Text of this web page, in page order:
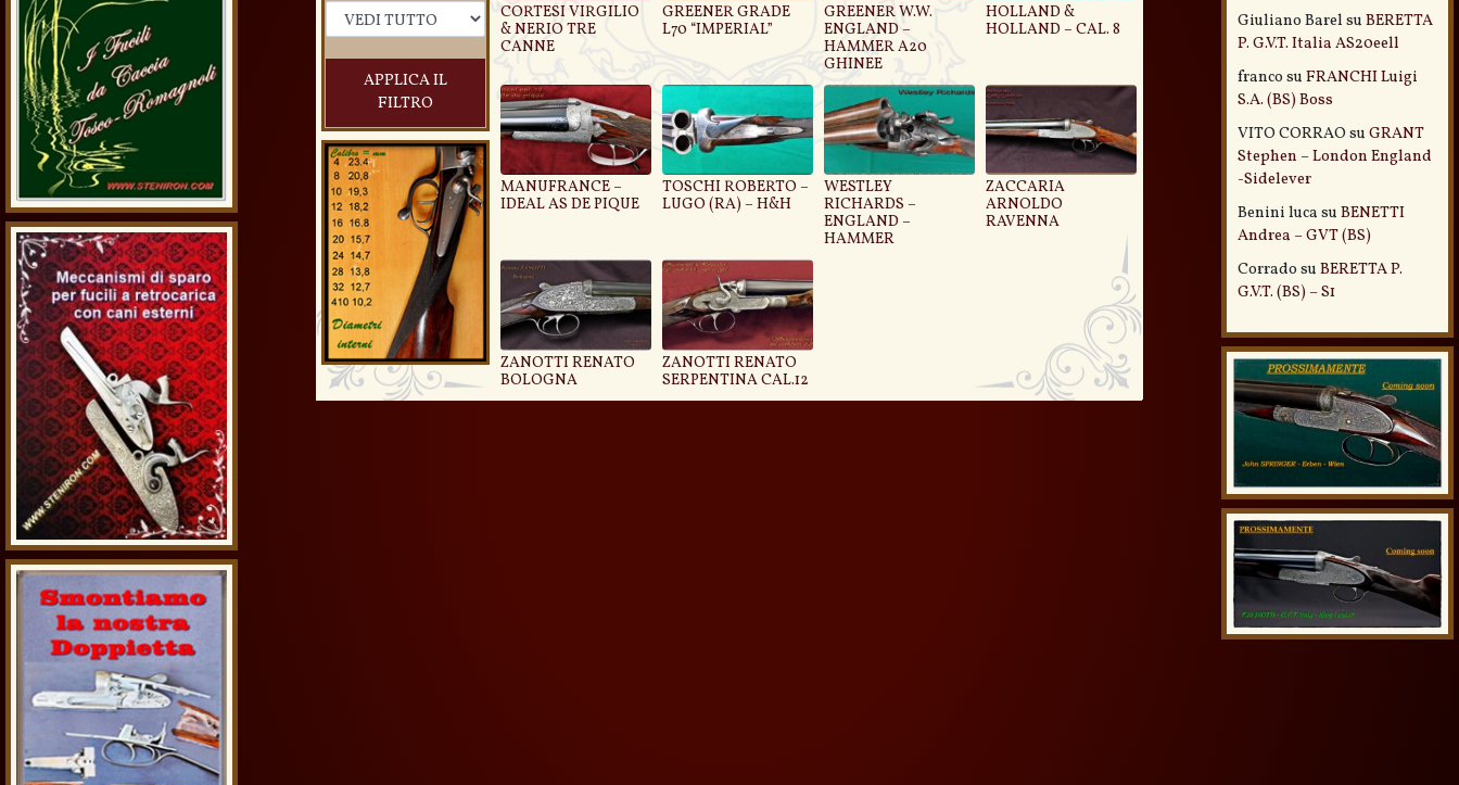
APPLICA IL
FILTRO
CORTESI VIRGILIO
& NERIO TRE
CANNE
GREENER GRADE
L70 “IMPERIAL”
GREENER W.W.
ENGLAND –
HAMMER A20
GHINEE
HOLLAND &
HOLLAND – CAL. 8
MANUFRANCE –
IDEAL AS DE PIQUE
TOSCHI ROBERTO –
LUGO (RA) – H&H
WESTLEY
RICHARDS –
ENGLAND –
HAMMER
ZACCARIA
ARNOLDO
RAVENNA
ZANOTTI RENATO
BOLOGNA
ZANOTTI RENATO
SERPENTINA CAL.12
Giuliano Barel su BERETTA
P. G.V.T. Italia AS20eell
franco su FRANCHI Luigi
S.A. (BS) Boss
VITO CORRAO su GRANT
Stephen – London England
-Sidelever
Benini luca su BENETTI
Andrea – GVT (BS)
Corrado su BERETTA P.
G.V.T. (BS) – S1